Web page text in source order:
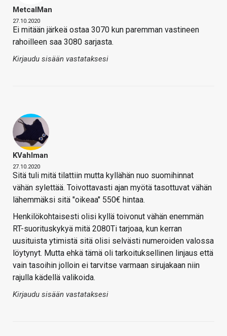
MetcalMan
27.10.2020
Ei mitään järkeä ostaa 3070 kun paremman vastineen
rahoilleen saa 3080 sarjasta.
Kirjaudu sisään vastataksesi
KVahlman
27.10.2020
Sitä tuli mitä tilattiin mutta kyllähän nuo suomihinnat
vähän sylettää. Toivottavasti ajan myötä tasottuvat vähän
lähemmäksi sitä "oikeaa" 550€ hintaa.
Henkilökohtaisesti olisi kyllä toivonut vähän enemmän
RT-suorituskykyä mitä 2080Ti tarjoaa, kun kerran
uusituista ytimistä sitä olisi selvästi numeroiden valossa
löytynyt. Mutta ehkä tämä oli tarkoituksellinen linjaus että
vain tasoihin jolloin ei tarvitse varmaan sirujakaan niin
rajulla kädellä valikoida.
Kirjaudu sisään vastataksesi